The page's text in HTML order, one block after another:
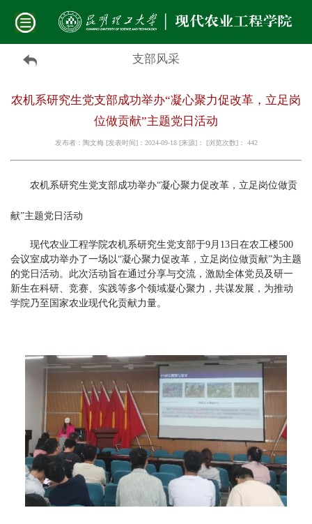
支部风采
农机系研究生党支部成功举办“凝心聚力促改革，立足岗
位做贡献”主题党日活动
发布者：陶文梅 [发表时间]：2024-09-18 [来源]： [浏览次数]： 442
农机系研究生党支部成功举办“凝心聚力促改革，立足岗位做贡
献”主题党日活动
现代农业工程学院农机系研究生党支部于9月 13 日在农工楼500
会议室成功举办了一场以“凝心聚力促改革，立足岗位做贡献”为主题
的党日活动。此次活动旨在通过分享与交流，激励全体党员及研一
新生在科研、竞赛、实践等多个领域凝心聚力，共谋发展，为推动
学院乃至国家农业现代化贡献力量。